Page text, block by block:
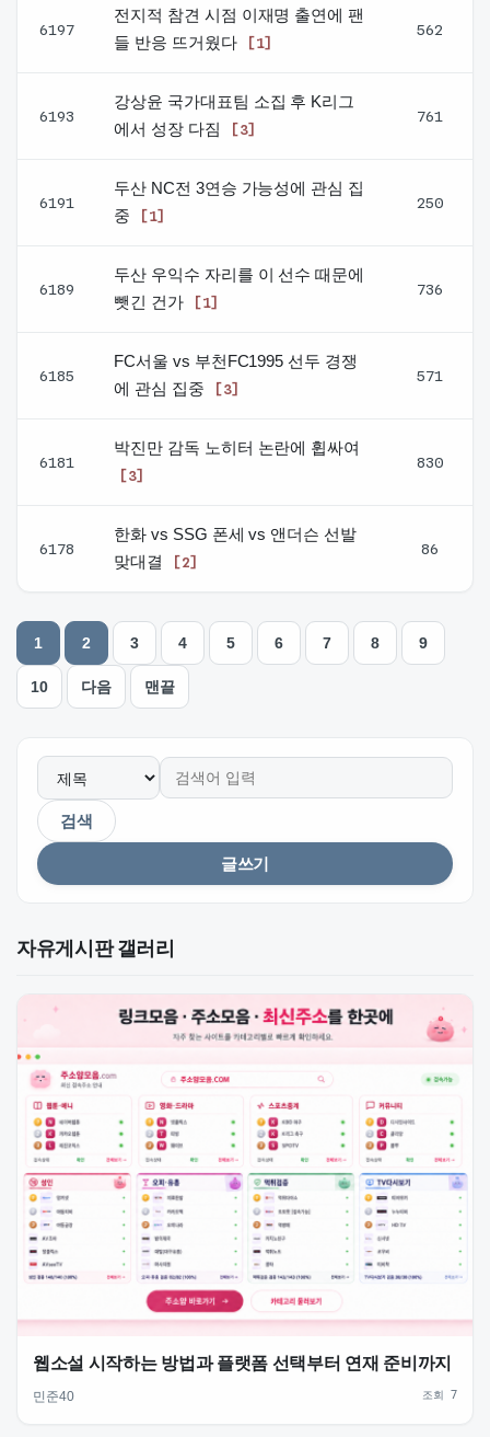
6197
전지적 참견 시점 이재명 출연에 팬
들 반응 뜨거웠다
[1]
562
6193
강상윤 국가대표팀 소집 후 K리그
에서 성장 다짐
[3]
761
6191
두산 NC전 3연승 가능성에 관심 집
중
[1]
250
6189
두산 우익수 자리를 이 선수 때문에
뺏긴 건가
[1]
736
6185
FC서울 vs 부천FC1995 선두 경쟁
에 관심 집중
[3]
571
6181
박진만 감독 노히터 논란에 휩싸여
[3]
830
6178
한화 vs SSG 폰세 vs 앤더슨 선발
맞대결
[2]
86
열린1 페이지
2
페이지
3
페이지
4
페이지
5
페이지
6
페이지
7
페이지
8
페이지
9
페이지
10
페이지
다음 맨끝
검색
글쓰기
자유게시판 갤러리
웹소설 시작하는 방법과 플랫폼 선택부터 연재 준비까지
민준40 조회 7